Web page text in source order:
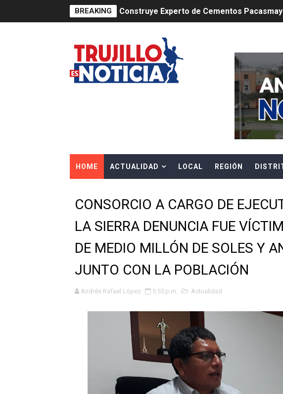
BREAKING Construye Experto de Cementos
IPE: Nuevo gobierno debe priorizar el
HIDRANDINA ALERTA SOBRE FALSOS
HIDRANDINA ADVIERTE SOBRE EL
HASTA EL 2 DE AGOSTO TIENEN PLAZO
Caja Arequipa lanza tercera edición del
Tres de cada cuatro atenciones del
OSIPTEL: nueve de cada 10 atenciones a
GEANMARCO QUEZADA PRESTÓ
14 COLEGIOS DE TRUJILLO Y VIRÚ
¿Viajas por Fiestas Patrias? Así puedes
JAMES PÉREZ ASEGURA QUE EN SUS
MÁS DE 12 MIL USUARIOS QUEDARON SIN
OSIPTEL: Ahora dar de baja tu servicio de
¿Viajas por fiestas patrias? OSIPTEL
REGULARIZA TUS DEUDAS POR VIDEO
HOME ACTUALIDAD LOCAL REGIÓN
CONSORCIO A CARGO DE
LA SIERRA DENUNCIA FUE
DE MEDIO MILLÓN DE SOLES Y
JUNTO CON LA POBLACIÓN
Andrés Rafael López 5:55 p.m. Actualidad